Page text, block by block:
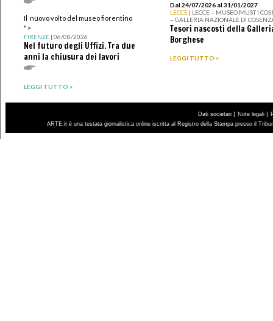
Il nuovo volto del museo fiorentino
">
FIRENZE| 06/08/2026
Nel futuro degli Uffizi. Tra due
anni la chiusura dei lavori
LEGGI TUTTO >
Dal 24/07/2026 al 31/01/2027
LECCE | LECCE – MUSEO MUST I
– GALLERIA NAZIONALE DI
Tesori nascosti della
Borghese
LEGGI TUTTO >
Dati societari | Note legali |
ARTE.it è una testata giornalistica online iscritta al Registro della Stampa presso il